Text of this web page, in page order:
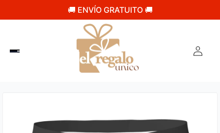
🚚 ENVÍO GRATUITO 🚚